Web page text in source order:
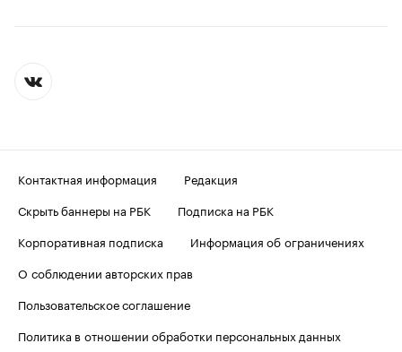
Контактная информация
Редакция
Скрыть баннеры на РБК
Подписка на РБК
Корпоративная подписка
Информация об ограничениях
О соблюдении авторских прав
Пользовательское соглашение
Политика в отношении обработки персональных данных